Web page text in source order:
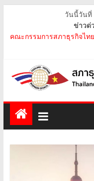
วันนี้วันที่
ข่าวด่
คณะกรรมการสภาธุรกิจไ
แทนภาครัฐเวียดนาม จาก
คณะกรรมการสภาธุรกิจไท
สถาปนา บริษัท ห้องปฏิบัติก
สภาธุรกิจไทย-เวียดนาม เ
Trade Promotion of
คณะกรรมการสภาธุรกิจไท
เวียดนาม อย่างเป็นทางกา
คณะกรรมการสภาธุรกิจไท